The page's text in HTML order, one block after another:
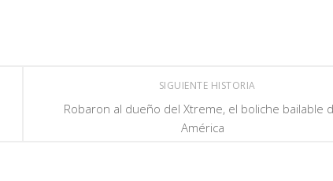
SIGUIENTE HISTORIA
Robaron al dueño del Xtreme, el boliche bailable
América